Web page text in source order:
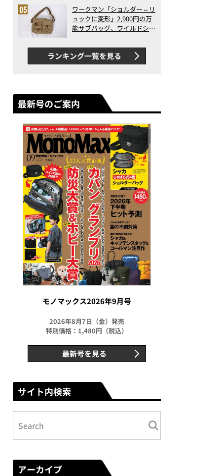
ちらはただいま絶賛発売中のサンヨー食品「大和イチロウおす
イチロウおすすめ！熊本赤龍（せきりゅう）辛子みそ味」です
った！
ワークマン「ショルダー⇔リ
ュックに変形」2,900円の万
能サブバッグ、ワイルドシン
録…ほか【休日バッグの人気
記事ランキングベスト3】
（2026年6月版）
ランキング一覧を見る
最新号のご案内
モノマックス2026年9月号
2026年8月7日（金）発売
特別価格：1,480円（税込）
最新号を見る
サイト内検索
アーカイブ